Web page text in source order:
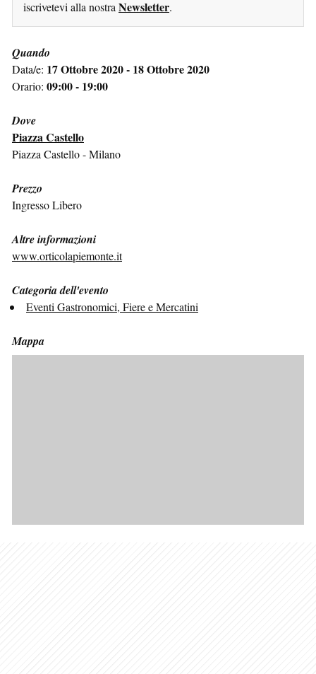
iscrivetevi alla nostra Newsletter.
Quando
Data/e: 17 Ottobre 2020 - 18 Ottobre 2020
Orario: 09:00 - 19:00
Dove
Piazza Castello
Piazza Castello - Milano
Prezzo
Ingresso Libero
Altre informazioni
www.orticolapiemonte.it
Categoria dell'evento
Eventi Gastronomici, Fiere e Mercatini
Mappa